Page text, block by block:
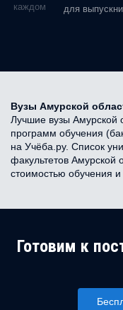
в каждом
для
Вузы Амурской
Лучшие вузы Амурской
программ обучения
на Учёба.ру. Список
факультетов Амурской
стоимостью обучения
Готовим к